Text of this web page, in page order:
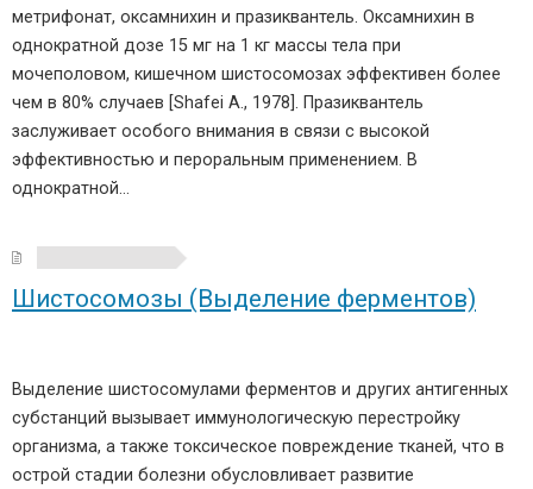
метрифонат, оксамнихин и празиквантель. Оксамнихин в
однократной дозе 15 мг на 1 кг массы тела при
мочеполовом, кишечном шистосомозах эффективен более
чем в 80% случаев [Shafei A., 1978]. Празиквантель
заслуживает особого внимания в связи с высокой
эффективностью и пероральным применением. В
однократной…
Шистосомозы (Выделение ферментов)
Выделение шистосомулами ферментов и других антигенных
субстанций вызывает иммунологическую перестройку
организма, а также токсическое повреждение тканей, что в
острой стадии болезни обусловливает развитие